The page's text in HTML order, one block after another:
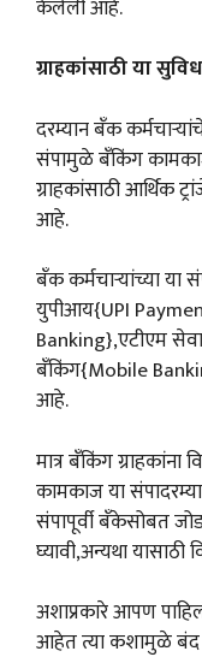
केलेली आहे.
ग्राहकांसाठी या
दरम्यान बँक
संपामुळे बँकिंग
ग्राहकांसाठी आर्थिक
आहे.
बँक कर्मचाऱ्यांच्या या
युपीआय{UPI
Banking},एटीएम
बँकिंग{Mobile
आहे.
मात्र बँकिंग
कामकाज या
संपापूर्वी बँकेसोबत
घ्यावी,अन्यथा
अशाप्रकारे आपण
आहेत त्या कशामुळे